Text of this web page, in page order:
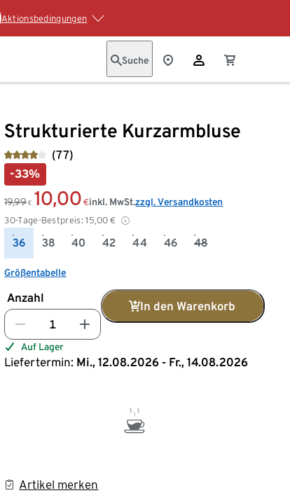
Aktionsbedingungen
Suche
Strukturierte Kurzarmbluse
(77)
-33%
19,99 € 10,00 €
30-Tage-Bestpreis: 15,00 €
inkl. MwSt.zzgl. Versandkosten
36 38 40 42 44 46 48
Größentabelle
Anzahl
In den Warenkorb
Auf Lager
Liefertermin: Mi., 12.08.2026 - Fr., 14.08.2026
Artikel merken